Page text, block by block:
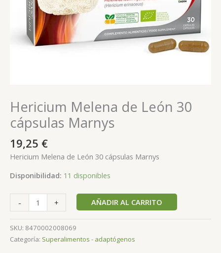
Hericium Melena de León 30
cápsulas Marnys
19,25 €
Hericium Melena de León 30 cápsulas Marnys
Disponibilidad: 11 disponibles
- + AÑADIR AL CARRITO
SKU: 8470002008069
Categoría: Superalimentos - adaptógenos